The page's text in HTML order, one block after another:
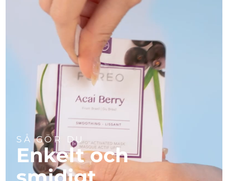
SÅ GÖR DU
Enkelt och